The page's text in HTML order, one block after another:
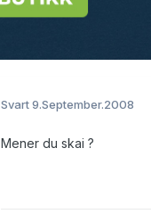
Svart9.September.2008
Mener du skai ?